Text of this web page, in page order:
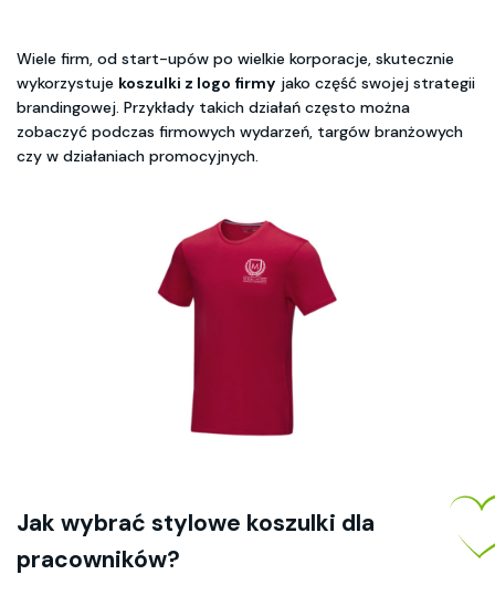
Wiele firm, od start-upów po wielkie korporacje, skutecznie
wykorzystuje koszulki z logo firmy jako część swojej strategii
brandingowej. Przykłady takich działań często można
zobaczyć podczas firmowych wydarzeń, targów branżowych
czy w działaniach promocyjnych.
Jak wybrać stylowe koszulki dla
pracowników?